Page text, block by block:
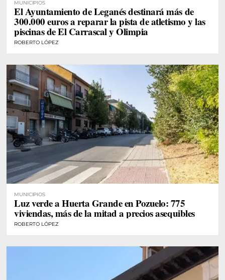
MUNICIPIOS
El Ayuntamiento de Leganés destinará más de
300.000 euros a reparar la pista de atletismo y las
piscinas de El Carrascal y Olimpia
ROBERTO LÓPEZ
MUNICIPIOS
Luz verde a Huerta Grande en Pozuelo: 775
viviendas, más de la mitad a precios asequibles
ROBERTO LÓPEZ